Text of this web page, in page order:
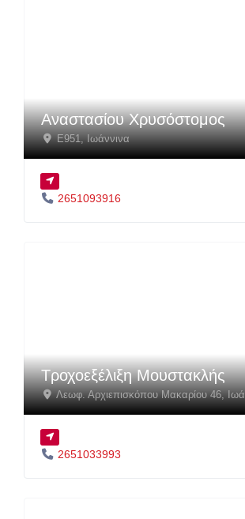
Αναστασίου Χρυσόστομος
E951,Ιωάννινα
2651093916
Τροχοεξέλιξη Μουστακλής
Λεωφ. Αρχιεπισκόπου Μακαρίου 46,
2651033993